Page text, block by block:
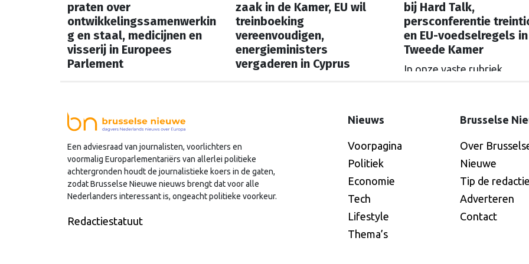
praten over
ontwikkelingssamenwerkin
g en staal, medicijnen en
visserij in Europees
Parlement
ochtend welke Nederlandse
hoofdrolspelers vandaag actief
zijn. Wie spreekt waar in Brussel
of Straatsburg, en wat staat er in
Nederland op de agenda?
zaak in de Kamer, EU wil
treinboeking
vereenvoudigen,
energieministers
vergaderen in Cyprus
ochtend welke Nederlandse
zijn. Wie spreekt waar in Brussel
of Straatsburg, en wat staat er in
Nederland op de agenda?
bij Hard Talk,
persconferentie
en EU-voedselregels in
Tweede Kamer
In onze vaste rubriek
hoofdrolspelers vandaag
of Straatsburg, en wat
Nederland op de agenda?
Een adviesraad van journalisten, voorlichters en
voormalig Europarlementariërs van allerlei politieke
achtergronden houdt de journalistieke koers in de gaten,
zodat Brusselse Nieuwe nieuws brengt dat voor alle
Nederlanders interessant is, ongeacht politieke voorkeur.
Redactiestatuut
Nieuws
Voorpagina
Politiek
Economie
Tech
Lifestyle
Thema’s
Brusselse
Over
Nieuwe
Tip de redactie
Adverteren
Contact